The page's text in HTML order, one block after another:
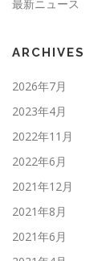
最新ニュース
ARCHIVES
2026年7月
2023年4月
2022年11月
2022年6月
2021年12月
2021年8月
2021年6月